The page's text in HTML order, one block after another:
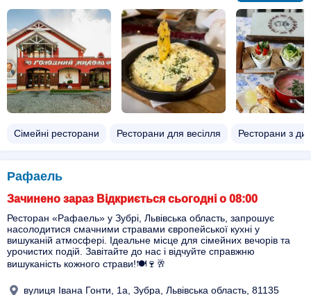
Сімейні ресторани Ресторани для весілля Ресторани з
Рафаель
Зачинено зараз Відкриється сьогодні о 08:00
Ресторан «Рафаель» у Зубрі, Львівська область, запрошує
насолодитися смачними стравами європейської кухні у
вишуканій атмосфері. Ідеальне місце для сімейних вечорів та
урочистих подій. Завітайте до нас і відчуйте справжню
вишуканість кожного страви!🍽️🍷🥂
вулиця Івана Гонти, 1а, Зубра, Львівська область, 81135